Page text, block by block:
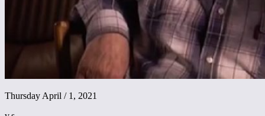
Thursday April / 1, 2021